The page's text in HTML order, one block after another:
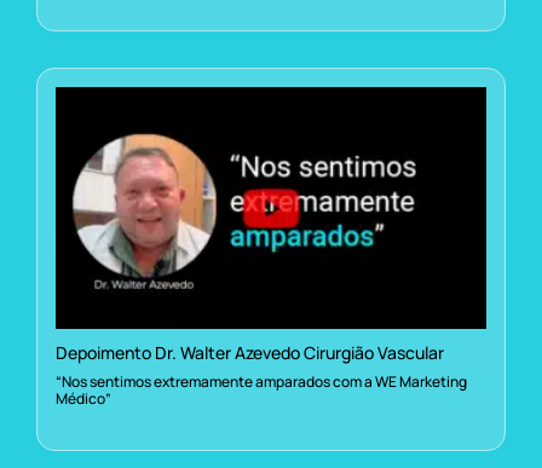
Depoimento Dr. Walter Azevedo Cirurgião Vascular
“Nos sentimos extremamente amparados com a WE Marketing
Médico”